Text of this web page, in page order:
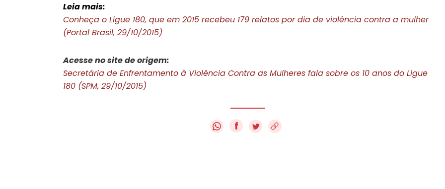
Leia mais:
Conheça o Ligue 180, que em 2015 recebeu 179 relatos por dia de violência contra a mulher
(Portal Brasil, 29/10/2015)
Acesse no site de origem:
Secretária de Enfrentamento à Violência Contra as Mulheres fala sobre os 10 anos do Ligue
180 (SPM, 29/10/2015)
f